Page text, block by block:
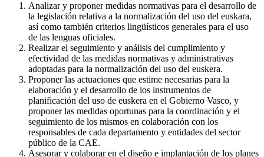
Analizar y proponer medidas normativas para el desarrollo de
la legislación relativa a la normalización del uso del euskara,
así como también criterios lingüísticos generales para el uso
de las lenguas oficiales.
Realizar el seguimiento y análisis del cumplimiento y
efectividad de las medidas normativas y administrativas
adoptadas para la normalización del uso del euskera.
Proponer las actuaciones que estime necesarias para la
elaboración y el desarrollo de los instrumentos de
planificación del uso de euskera en el Gobierno Vasco, y
proponer las medidas oportunas para la coordinación y el
seguimiento de los mismos en colaboración con los
responsables de cada departamento y entidades del sector
público de la CAE.
Asesorar y colaborar en el diseño e implantación de los planes